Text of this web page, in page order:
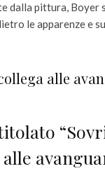
dalla pittura, Boyer
le apparenze e
alle